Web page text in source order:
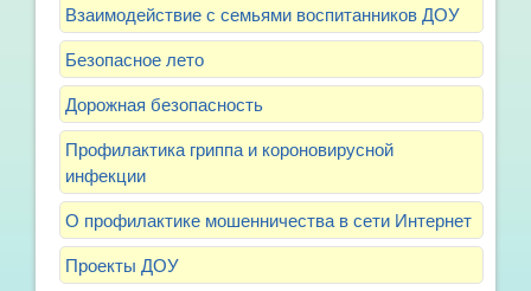
Взаимодействие с семьями воспитанников ДОУ
Безопасное лето
Дорожная безопасность
Профилактика гриппа и короновирусной
инфекции
О профилактике мошенничества в сети Интернет
Проекты ДОУ